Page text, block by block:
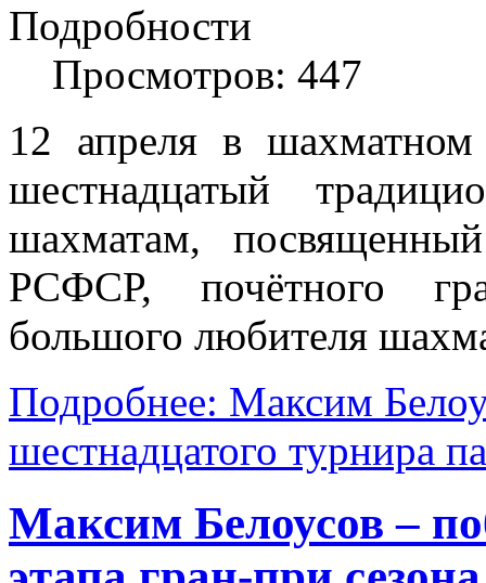
Подробности
Просмотров: 447
12 апреля в
шестнадцатый
шахматам,
РСФСР, почётного
большого любителя
Подробнее: Максим
шестнадцатого турнира
Максим Белоусов –